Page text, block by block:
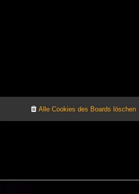
Alle Cookies des Boards löschen